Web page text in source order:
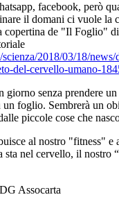
facebook, però
il domani ci vuole la
copertina de "Il Foglio"
2018/03/18/news/
del-cervello-umano-
giorno senza prendere
un foglio. Sembrerà un
piccole cose che
al nostro "fitness" e
sta nel cervello, il nostro
Assocarta